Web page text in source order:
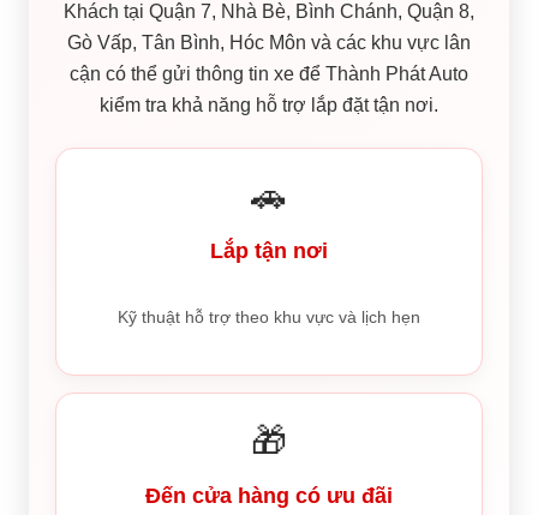
Khách tại Quận 7, Nhà Bè, Bình Chánh, Quận 8,
Gò Vấp, Tân Bình, Hóc Môn và các khu vực lân
cận có thể gửi thông tin xe để Thành Phát Auto
kiểm tra khả năng hỗ trợ lắp đặt tận nơi.
🚗
Lắp tận nơi
Kỹ thuật hỗ trợ theo khu vực và lịch hẹn
🎁
Đến cửa hàng có ưu đãi